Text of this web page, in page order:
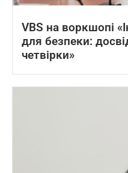
VBS на воркшопі
для безпеки:
четвірки»